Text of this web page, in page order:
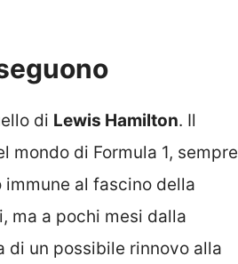
di Lewis Hamilton. Il
di Formula 1, sempre
al fascino della
ma a pochi mesi dalla
di un possibile rinnovo alla